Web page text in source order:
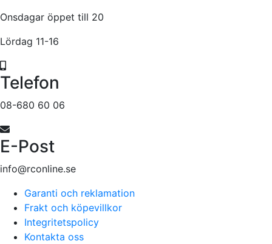
Onsdagar öppet till 20
Lördag 11-16
Telefon
08-680 60 06
E-Post
info@rconline.se
Garanti och reklamation
Frakt och köpevillkor
Integritetspolicy
Kontakta oss